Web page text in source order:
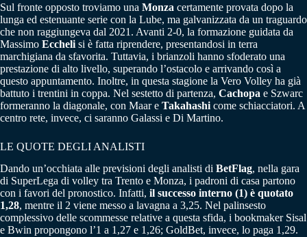
Sul fronte opposto troviamo una Monza certamente provata dopo la
lunga ed estenuante serie con la Lube, ma galvanizzata da un traguardo
che non raggiungeva dal 2021. Avanti 2-0, la formazione guidata da
Massimo Eccheli si è fatta riprendere, presentandosi in terra
marchigiana da sfavorita. Tuttavia, i brianzoli hanno sfoderato una
prestazione di alto livello, superando l’ostacolo e arrivando così a
questo appuntamento. Inoltre, in questa stagione la Vero Volley ha già
battuto i trentini in coppa. Nel sestetto di partenza, Cachopa e Szwarc
formeranno la diagonale, con Maar e Takahashi come schiacciatori. A
centro rete, invece, ci saranno Galassi e Di Martino.
LE QUOTE DEGLI ANALISTI
Dando un’occhiata alle previsioni degli analisti di BetFlag, nella gara
di SuperLega di volley tra Trento e Monza, i padroni di casa partono
con i favori del pronostico. Infatti, il successo interno (1) è quotato
1,28, mentre il 2 viene messo a lavagna a 3,25. Nel palinsesto
complessivo delle scommesse relative a questa sfida, i bookmaker Sisal
e Bwin propongono l’1 a 1,27 e 1,26; GoldBet, invece, lo paga 1,29.